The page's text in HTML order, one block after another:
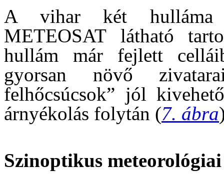
A vihar két hulláma
METEOSAT látható
hullám már fejlett
gyorsan növő
felhőcsúcsok” jól
árnyékolás folytán (7. ábra
Szinoptikus